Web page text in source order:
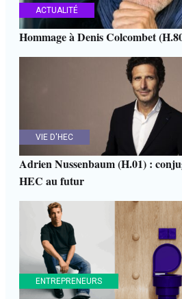
ACTUALITÉ
Hommage à Denis Colcombet
VIE D'HEC
Adrien Nussenbaum (H.01) :
HEC au futur
ENTREPRENEURS